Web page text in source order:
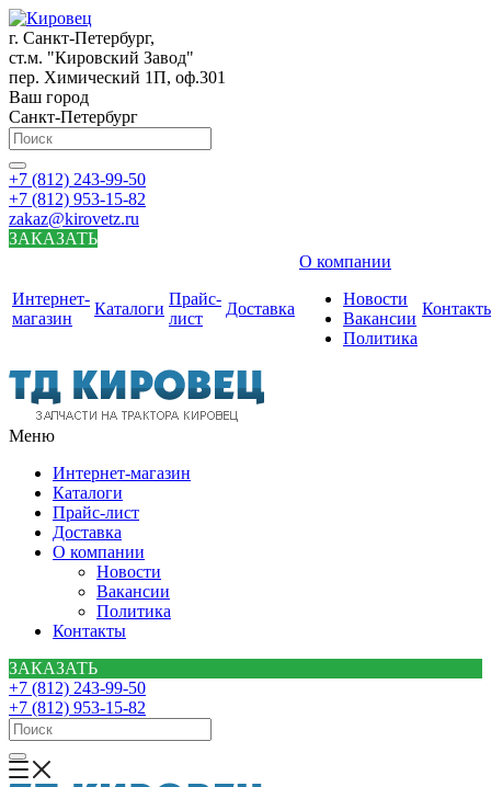
г. Санкт-Петербург,
ст.м. "Кировский Завод"
пер. Химический 1П, оф.301
Ваш город
Санкт-Петербург
+7 (812) 243-99-50
+7 (812) 953-15-82
zakaz@kirovetz.ru
ЗАКАЗАТЬ
Интернет-
магазин
Каталоги
Прайс-
лист
Доставка
О компании
Новости
Вакансии
Политика
Меню
Интернет-магазин
Каталоги
Прайс-лист
Доставка
О компании
Новости
Вакансии
Политика
Контакты
ЗАКАЗАТЬ
+7 (812) 243-99-50
+7 (812) 953-15-82